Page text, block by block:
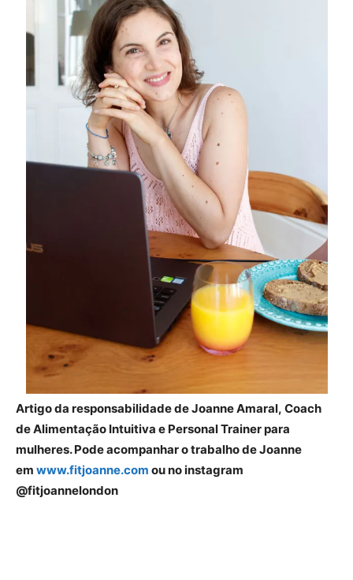
Artigo da responsabilidade de Joanne Amaral, Coach
de Alimentação Intuitiva e Personal Trainer para
mulheres. Pode acompanhar o trabalho de Joanne
em www.fitjoanne.com ou no instagram
@fitjoannelondon